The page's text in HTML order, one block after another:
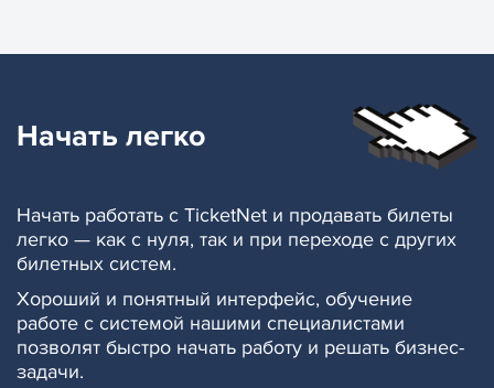
Начать легко
Начать работать с TicketNet и продавать билеты
легко — как с нуля, так и при переходе с других
билетных систем.
Хороший и понятный интерфейс, обучение
работе с системой нашими специалистами
позволят быстро начать работу и решать бизнес-
задачи.